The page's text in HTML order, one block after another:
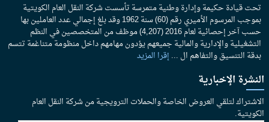
تحت قيادة حكيمة وإدارة وطنية متمرسة تأسست شركة النقل العام الكويتية
بموجب المرسوم الأميري رقم (60) سنة 1962 وقد بلغ إجمالي عدد العاملين بها
حسب آخر إحصائية لعام 2016 (4,207) موظف من المتخصصين في النظم
التشغيلية والإدارية والمالية جميعهم يؤدون مهامهم داخل منظومة متناغمة تتسم
بدقة التنسيق والتفاهم ال ... إقرا المزيد
النشرة الإخبارية
الاشتراك لتلقي العروض الخاصة والحملات الترويجية من شركة النقل العام
الكويتية.